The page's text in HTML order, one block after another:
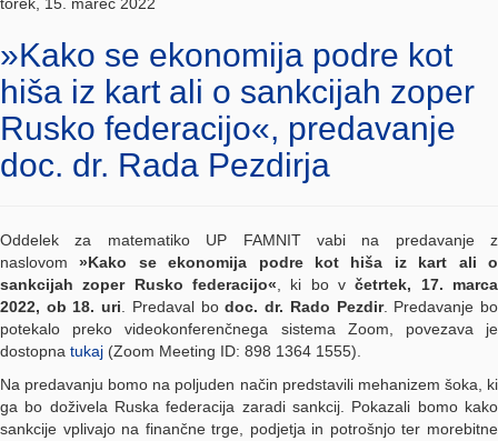
»Kako se ekonomija podre kot
hiša iz kart ali o sankcijah zoper
Rusko federacijo«, predavanje
doc. dr. Rada Pezdirja
Oddelek za matematiko UP FAMNIT vabi na predavanje z
naslovom»Kako se ekonomija podre kot hiša iz kart ali o
sankcijah zoper Rusko federacijo« , ki bo včetrtek, 17. marca
2022, ob 18. uri . Predaval bodoc. dr. Rado Pezdir. Predavanje bo
potekalo preko videokonferenčnega sistema Zoom, povezava je
dostopna tukaj (Zoom Meeting ID: 898 1364 1555).
Na predavanju bomo na poljuden način predstavili mehanizem šoka, ki
ga bo doživela Ruska federacija zaradi sankcij. Pokazali bomo kako
sankcije vplivajo na finančne trge, podjetja in potrošnjo ter morebitne